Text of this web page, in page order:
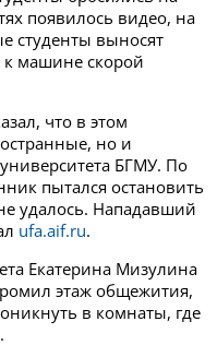
появилось видео, на
студенты выносят
к машине скорой
что в этом
но и
БГМУ. По
пытался остановить
удалось. Нападавший
ufa.aif.ru.
Екатерина Мизулина
этаж общежития,
в комнаты, где